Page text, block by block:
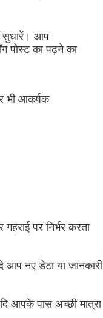
सुधारें। आप
पोस्ट का पढ़ने का
भी आकर्षक
पर निर्भर करता
आप नए डेटा या जानकारी
आपके पास अच्छी मात्रा